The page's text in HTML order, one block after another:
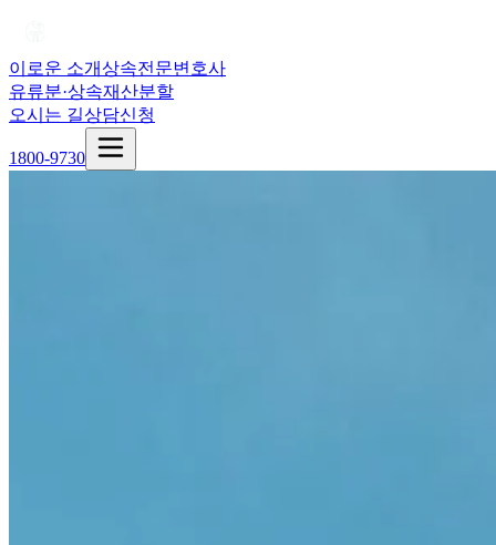
이로운 소개상속전문변호사
유류분·상속재산분할
오시는 길상담신청
1800-9730